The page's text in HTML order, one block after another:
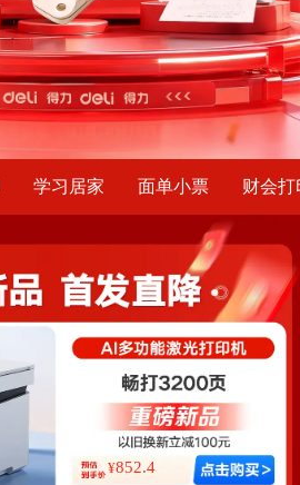
学习居家 面单小票 财会打
¥852.4